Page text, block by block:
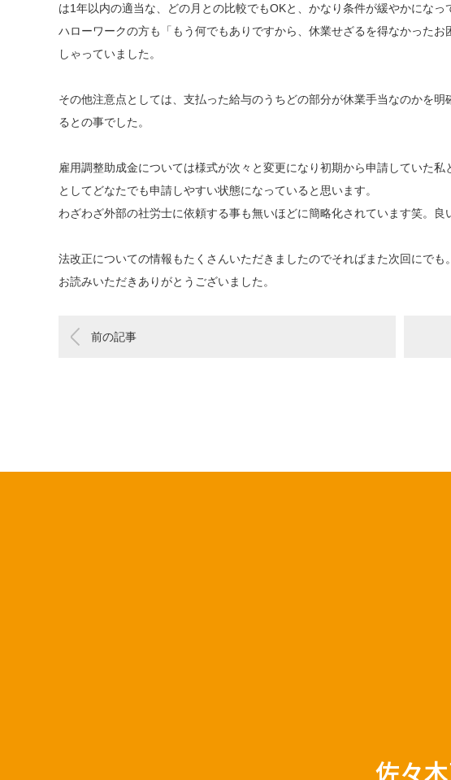
は1年以内の適当な、どの月との比較でもOKと、かなり条件が緩やかになっ
ハローワークの方も「もう何でもありですから、休業せざるを得なかった
しゃっていました。
その他注意点としては、支払った給与のうちどの部分が休業手当なのかを
るとの事でした。
雇用調整助成金については様式が次々と変更になり初期から申請していた
としてどなたでも申請しやすい状態になっていると思います。
わざわざ外部の社労士に依頼する事も無いほどに簡略化されています笑。良
法改正についての情報もたくさんいただきましたのでそればまた次回にでも。
お読みいただきありがとうございました。
前の記事
佐々